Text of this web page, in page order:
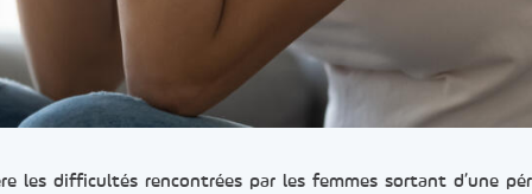
les difficultés rencontrées par les femmes sortant d’une